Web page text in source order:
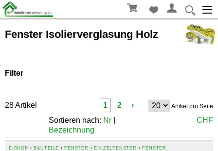
Fenster Isolierverglasung Holz
Filter
Aktualisieren
Höhe in cm
28 Artikel 1 2 › Artikel pro Seite
Sortieren nach: Nr
Bezeichnung
CHF
E-SHOP › BAUTEILE › FENSTER › EINZELFENSTER › FENSTER